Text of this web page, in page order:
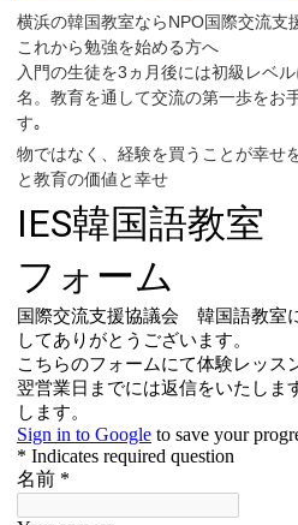
横浜の韓国教室ならNPO国際交流
これから勉強を始める方へ
入門の生徒を3ヵ月後には初級レベ
名。教育を通して交流の第一歩をお
す｡
物ではなく、経験を買うことが幸
と教育の価値と幸せ